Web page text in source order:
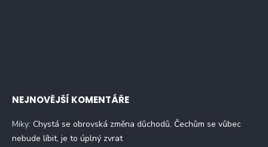
NEJNOVĚJŠÍ KOMENTÁŘE
Miky: Chystá se obrovská změna důchodů. Čechům se vůbec
nebude líbit, je to úplný zvrat